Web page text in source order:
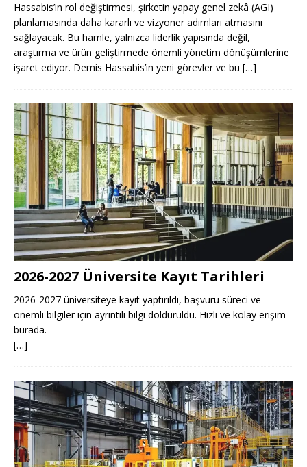
Hassabis’in rol değiştirmesi, şirketin yapay genel zekâ (AGI)
planlamasında daha kararlı ve vizyoner adımları atmasını
sağlayacak. Bu hamle, yalnızca liderlik yapısında değil,
araştırma ve ürün geliştirmede önemli yönetim dönüşümlerine
işaret ediyor. Demis Hassabis’in yeni görevler ve bu […]
2026-2027 Üniversite Kayıt Tarihleri ​​
2026-2027 üniversiteye kayıt yaptırıldı, başvuru süreci ve
önemli bilgiler için ayrıntılı bilgi dolduruldu. Hızlı ve kolay erişim
burada.
[…]